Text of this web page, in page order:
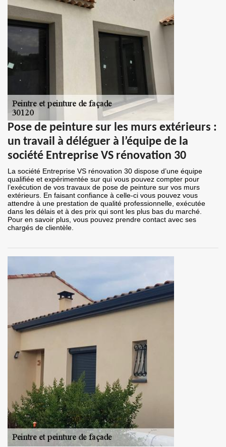
Pose de peinture sur les murs extérieurs :
un travail à déléguer à l’équipe de la
société Entreprise VS rénovation 30
La société Entreprise VS rénovation 30 dispose d’une équipe
qualifiée et expérimentée sur qui vous pouvez compter pour
l’exécution de vos travaux de pose de peinture sur vos murs
extérieurs. En faisant confiance à celle-ci vous pouvez vous
attendre à une prestation de qualité professionnelle, exécutée
dans les délais et à des prix qui sont les plus bas du marché.
Pour en savoir plus, vous pouvez prendre contact avec ses
chargés de clientèle.